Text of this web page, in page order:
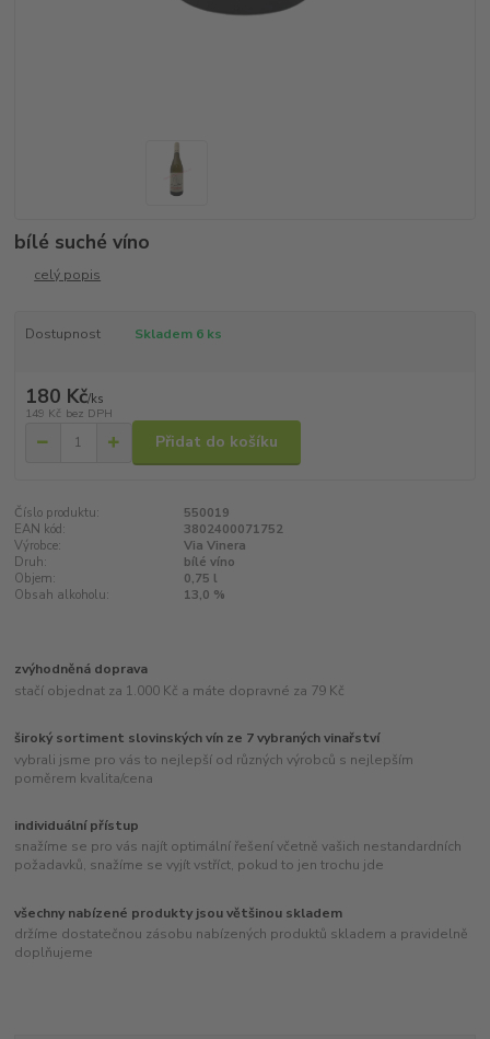
bílé suché víno
celý popis
Dostupnost Skladem 6 ks
180 Kč/ks
149 Kč bez DPH
Přidat do košíku
Číslo produktu:
550019
EAN kód:
3802400071752
Výrobce:
Via Vinera
Druh:
bílé víno
Objem:
0,75 l
Obsah alkoholu:
13,0 %
zvýhodněná doprava
stačí objednat za 1.000 Kč a máte dopravné za 79 Kč
široký sortiment slovinských vín ze 7 vybraných vinařství
vybrali jsme pro vás to nejlepší od různých výrobců s nejlepším
poměrem kvalita/cena
individuální přístup
snažíme se pro vás najít optimální řešení včetně vašich nestandardních
požadavků, snažíme se vyjít vstříct, pokud to jen trochu jde
všechny nabízené produkty jsou většinou skladem
držíme dostatečnou zásobu nabízených produktů skladem a pravidelně
doplňujeme